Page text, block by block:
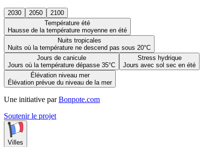
2030 2050
2100
Température été
Hausse de la température moyenne en été
Nuits tropicales
Nuits où la température ne descend pas sous 20°C
Jours de canicule
Jours où la température dépasse 35°C
Stress hydrique
Jours avec sol sec en été
Élévation niveau mer
Élévation prévue du niveau de la mer
Une initiative par Bonpote.com
Soutenir le projet
Villes